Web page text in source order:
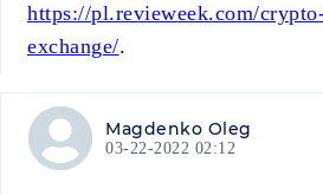
https://pl.revieweek.com/
exchange/.
Magdenko Oleg
03-22-2022 02:12